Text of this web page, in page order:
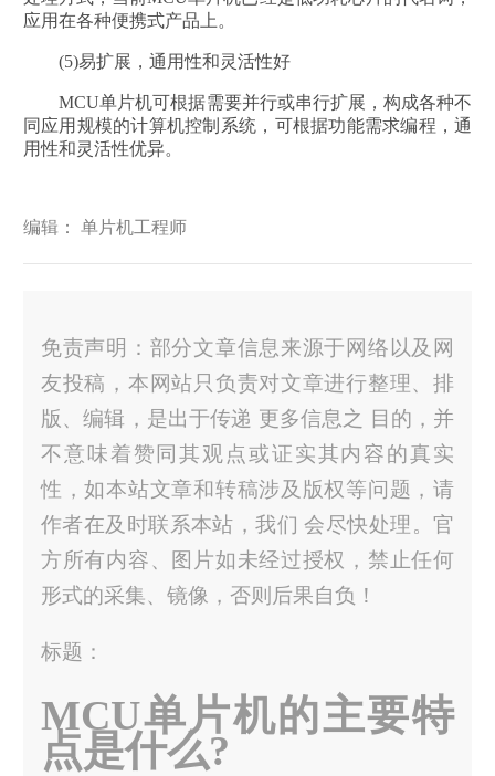
应用在各种便携式产品上。
(5)易扩展，通用性和灵活性好
MCU单片机可根据需要并行或串行扩展，构成各种不
同应用规模的计算机控制系统，可根据功能需求编程，通
用性和灵活性优异。
编辑： 单片机工程师
免责声明：部分文章信息来源于网络以及网
友投稿，本网站只负责对文章进行整理、排
版、编辑，是出于传递 更多信息之 目的，并
不意味着赞同其观点或证实其内容的真实
性，如本站文章和转稿涉及版权等问题，请
作者在及时联系本站，我们 会尽快处理。官
方所有内容、图片如未经过授权，禁止任何
形式的采集、镜像，否则后果自负！
标题：
MCU单片机的主要特
点是什么?